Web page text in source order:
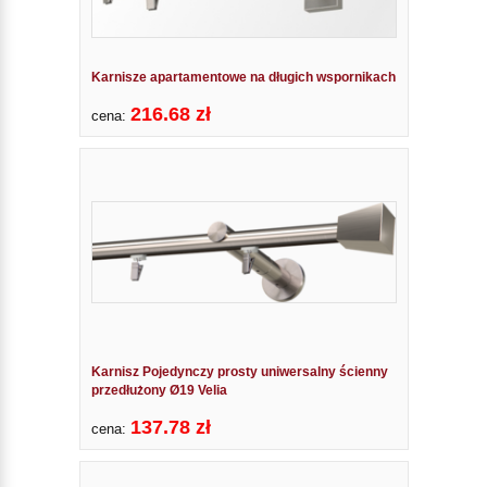
Karnisze apartamentowe na długich wspornikach
cena: 216.68 zł
Karnisz Pojedynczy prosty uniwersalny ścienny
przedłużony Ø19 Velia
cena: 137.78 zł